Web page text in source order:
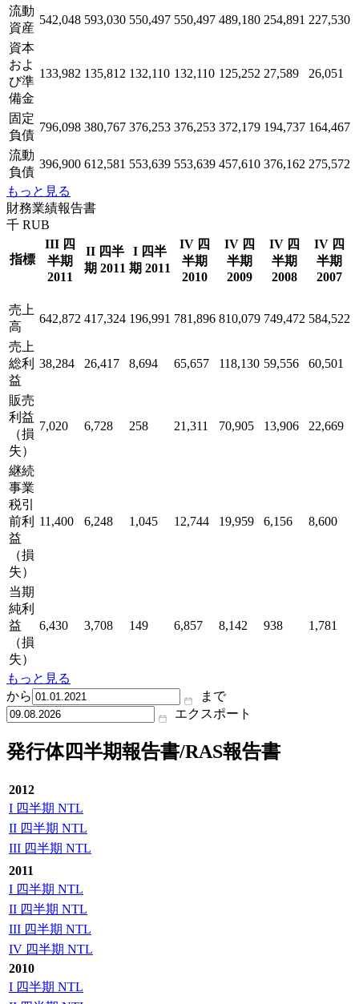
流動
資産
542,048 593,030 550,497 550,497 489,180 254,891 227,530
資本
およ
び準
備金
133,982 135,812 132,110 132,110 125,252 27,589 26,051
固定
負債
796,098 380,767 376,253 376,253 372,179 194,737 164,467
流動
負債
396,900 612,581 553,639 553,639 457,610 376,162 275,572
もっと見る
財務業績報告書
千 RUB
指標
III 四
半期
2011
II 四半
期 2011
I 四半
期 2011
IV 四
半期
2010
IV 四
半期
2009
IV 四
半期
2008
IV 四
半期
2007
売上
高
642,872 417,324 196,991 781,896 810,079 749,472 584,522
売上
総利
益
38,284 26,417 8,694 65,657 118,130 59,556 60,501
販売
利益
（損
失）
7,020 6,728 258 21,311 70,905 13,906 22,669
継続
事業
税引
前利
益
（損
失）
11,400 6,248 1,045 12,744 19,959 6,156 8,600
当期
純利
益
（損
失）
6,430 3,708 149 6,857 8,142 938 1,781
もっと見る
から
まで
エクスポート
発行体四半期報告書/RAS報告書
2012
I 四半期 NTL
II 四半期 NTL
III 四半期 NTL
2011
I 四半期 NTL
II 四半期 NTL
III 四半期 NTL
IV 四半期 NTL
2010
I 四半期 NTL